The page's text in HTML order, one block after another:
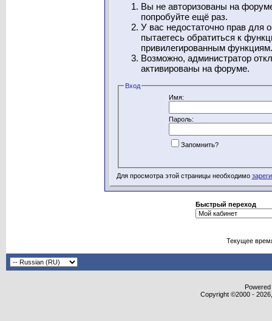
Вы не авторизованы на
попробуйте ещё раз.
У вас недостаточно прав для
пытаетесь обратиться к
привилегированным функциям.
Возможно, администратор
активированы на форуме.
Вход
Имя:
Пароль:
Запомнить?
Для просмотра этой страницы необходимо
Быстрый переход
Текущее
Copyright ©2000 -